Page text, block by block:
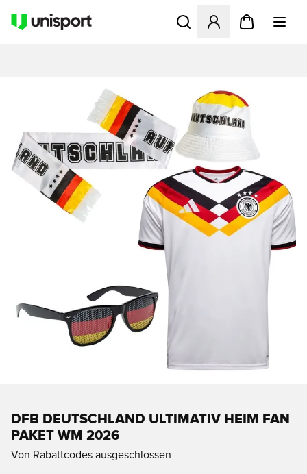
Öffnet ein neues Fenster
DFB DEUTSCHLAND ULTIMATIV HEIM FAN
PAKET WM 2026
Von Rabattcodes ausgeschlossen